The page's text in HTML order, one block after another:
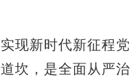
新时代新征程党
坎，是全面从严治